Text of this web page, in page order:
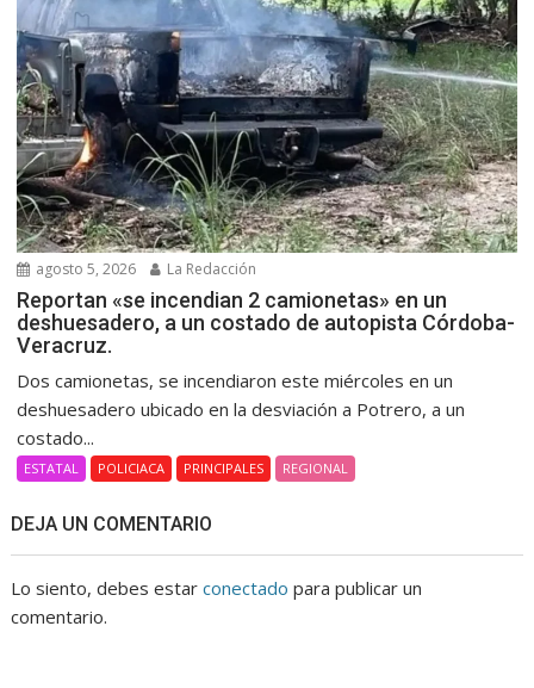
agosto 5, 2026 La Redacción
Reportan «se incendian 2 camionetas» en un
deshuesadero, a un costado de autopista Córdoba-
Veracruz.
Dos camionetas, se incendiaron este miércoles en un
deshuesadero ubicado en la desviación a Potrero, a un
costado...
ESTATAL POLICIACA PRINCIPALES REGIONAL
DEJA UN COMENTARIO
Lo siento, debes estarconectado para publicar un
comentario.